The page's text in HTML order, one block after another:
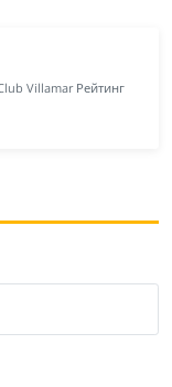
Villamar Рейтинг